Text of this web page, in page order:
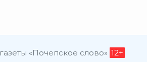
«Почепское слово» 12+